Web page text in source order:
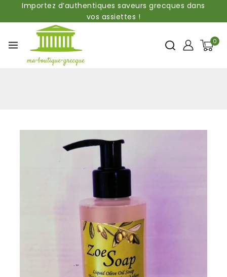
Importez d’authentiques saveurs grecques dans
vos assiettes !
0